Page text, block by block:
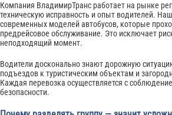
Компания ВладимирТранс работает на рынке
техническую исправность и опыт водителей.
современных моделей автобусов, которые
предрейсовое обслуживание. Это исключает
неподходящий момент.
Водители досконально знают дорожную
подъездов к туристическим объектам и
Каждая перевозка осуществляется с
безопасности.